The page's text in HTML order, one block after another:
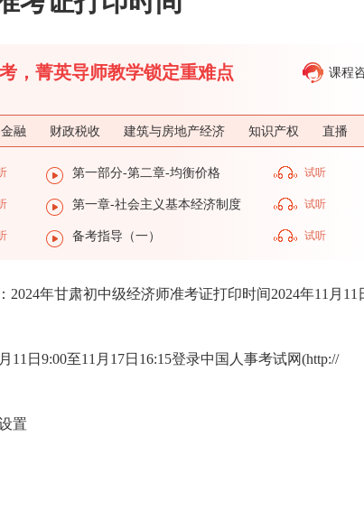
，菁英导师教学锁定重难点 课程
金融 财政税收 建筑与房地产经济 知识产权 直播
第一部分-第二章-均衡价格 试听
第一章-社会主义基本经济制度 试听
备考指导（一） 试听
2024年甘肃初中级经济师准考证打印时间2024年11月11
日9:00至11月17日16:15登录中国人事考试网(http://
置